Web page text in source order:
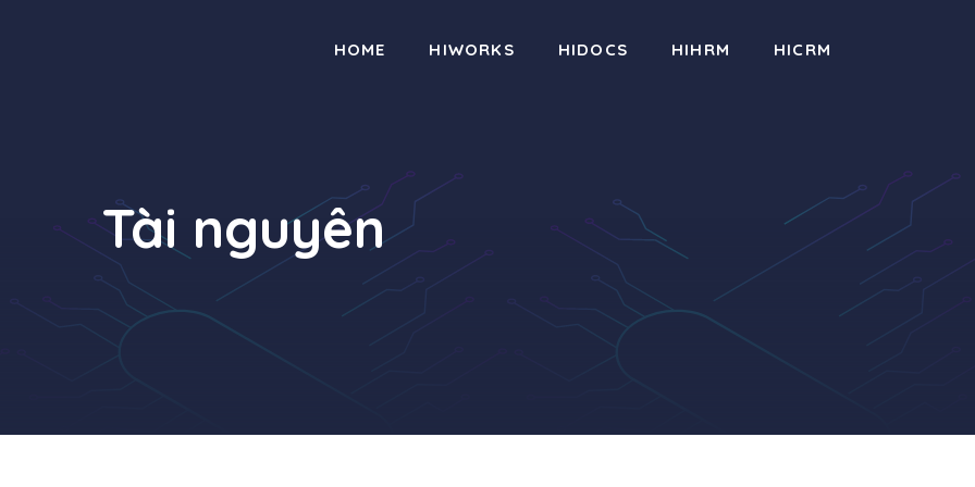
HOME HIWORKS HIDOCS HIHRM HICRM
Tài nguyên